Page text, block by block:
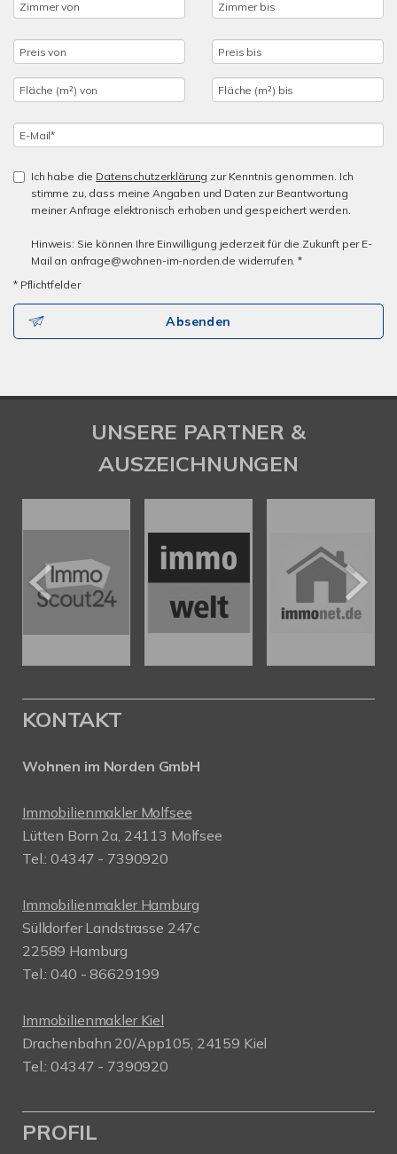
Ich habe die Datenschutzerklärung zur Kenntnis genommen. Ich
stimme zu, dass meine Angaben und Daten zur Beantwortung
meiner Anfrage elektronisch erhoben und gespeichert werden.
Hinweis: Sie können Ihre Einwilligung jederzeit für die Zukunft per E-
Mail an anfrage@wohnen-im-norden.de widerrufen. *
* Pflichtfelder
Absenden
UNSERE PARTNER &
AUSZEICHNUNGEN
KONTAKT
Wohnen im Norden GmbH
Immobilienmakler Molfsee
Lütten Born 2a, 24113 Molfsee
Tel.: 04347 - 7390920
Immobilienmakler Hamburg
Sülldorfer Landstrasse 247c
22589 Hamburg
Tel.: 040 - 86629199
Immobilienmakler Kiel
Drachenbahn 20/App105, 24159 Kiel
Tel.: 04347 - 7390920
PROFIL